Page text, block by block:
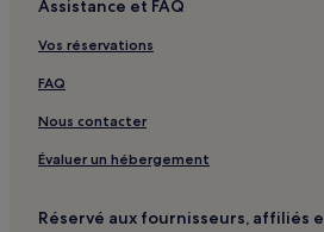
Lac de Coulon : Hôtels avec petit-
Galapian : hôtels
Assistance et FAQ
Vos réservations
FAQ
Nous contacter
Évaluer un hébergement
Réservé aux fournisseurs, affiliés